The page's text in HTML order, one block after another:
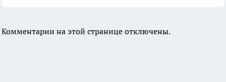
Комментарии на этой странице отключены.